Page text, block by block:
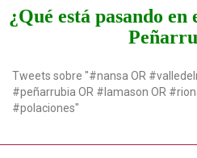
¿Qué está pasando
Tweets sobre "#nansa OR
#peñarrubia OR #lamason OR
#polaciones"